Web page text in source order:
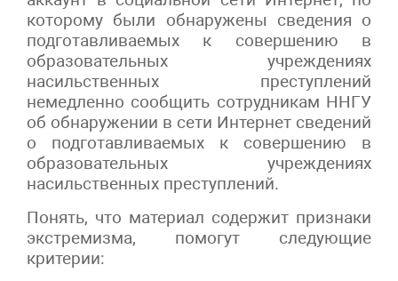
которому были обнаружены сведения о
подготавливаемых к совершению в
образовательных учреждениях
насильственных преступлений
немедленно сообщить сотрудникам ННГУ
об обнаружении в сети Интернет сведений
о подготавливаемых к совершению в
образовательных учреждениях
насильственных преступлений.
Понять, что материал содержит признаки
экстремизма, помогут следующие
критерии: